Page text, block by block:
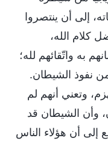
إلى أن ينتصروا
كلام الله،
به واتّقائهم لله؛
نفوذ الشيطان.
وتعني أنهم لم
وأن الشيطان قد
إلى أن هؤلاء الناس